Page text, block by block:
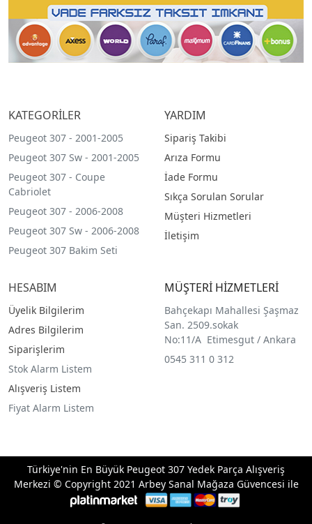
KATEGORİLER
Peugeot 307 - 2001-2005
Peugeot 307 Sw - 2001-2005
Peugeot 307 - Coupe
Cabriolet
Peugeot 307 - 2006-2008
Peugeot 307 Sw - 2006-2008
Peugeot 307 Bakim Seti
YARDIM
Sipariş Takibi
Arıza Formu
İade Formu
Sıkça Sorulan Sorular
Müşteri Hizmetleri
İletişim
HESABIM
Üyelik Bilgilerim
Adres Bilgilerim
Siparişlerim
Stok Alarm Listem
Alışveriş Listem
Fiyat Alarm Listem
MÜŞTERİ HİZMETLERİ
Bahçekapı Mahallesi Şaşmaz
San. 2509.sokak
No:11/A Etimesgut / Ankara
0545 311 0 312
Türkiye'nin En Büyük Peugeot 307 Yedek Parça Alışveriş
Merkezi © Copyright 2021 Arbey Sanal Mağaza Güvencesi ile